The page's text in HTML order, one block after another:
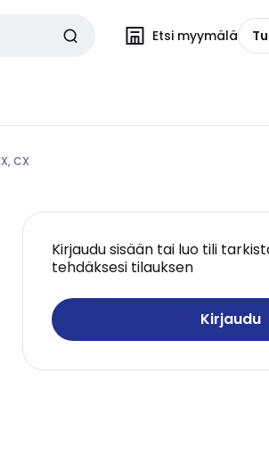
Etsi myymälä
CX
Kirjaudu sisään tai luo tili
tehdäksesi tilauksen
Kirjaudu